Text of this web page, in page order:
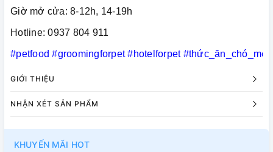
Giờ mở cửa: 8-12h, 14-19h
Hotline: 0937 804 911
#petfood #groomingforpet #hotelforpet #thức_ăn_chó_mèo
GIỚI THIỆU
NHẬN XÉT SẢN PHẨM
KHUYẾN MÃI HOT